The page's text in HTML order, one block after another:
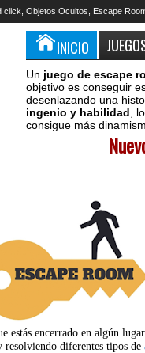
Objetos Ocultos, Escape
INICIO
Un juego de escape
objetivo es conseguir
desenlazando una
ingenio y habilidad ,
consigue más
estás encerrado en algún
resolviendo diferentes tipos de